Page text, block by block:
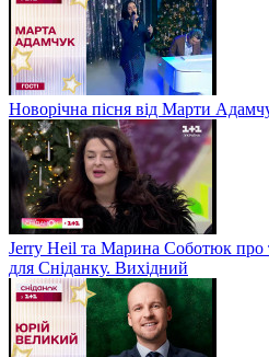
Новорічна пісня від Марти
Jerry Heil та Марина Соботюк про
для Сніданку. Вихідний